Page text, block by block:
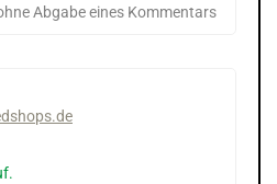
Abgabe eines Kommentars